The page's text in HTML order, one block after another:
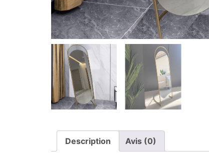
Description Avis (0)